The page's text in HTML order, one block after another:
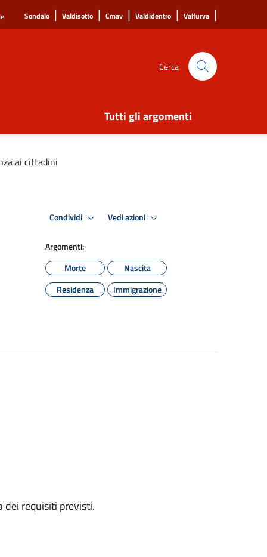
Sondalo | Valdisotto | Cmav | Valdidentro | Valfurva |
Cerca
Tutti gli argomenti
ai cittadini
Condividi Vedi azioni
Argomenti:
Morte
Nascita
Residenza
Immigrazione
dei requisiti previsti.